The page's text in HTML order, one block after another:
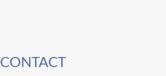
CONTACT